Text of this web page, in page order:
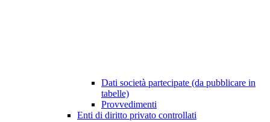
Dati società partecipate (da pubblicare in
tabelle)
Provvedimenti
Enti di diritto privato controllati